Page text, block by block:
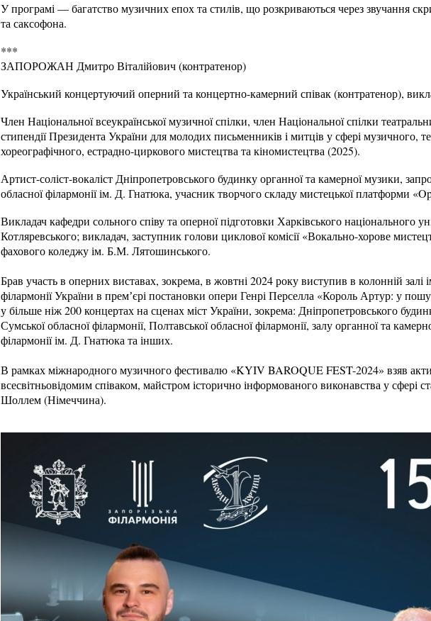
У програмі — багатство музичних епох та стилів, що розкриваються через звучання
та саксофона.
***
ЗАПОРОЖАН Дмитро Віталійович (контратенор)
Український концертуючий оперний та концертно-камерний співак (контратенор),
Член Національної всеукраїнської музичної спілки, член Національної спілки
стипендії Президента України для молодих письменників і митців у сфері музичного,
хореографічного, естрадно-циркового мистецтва та кіномистецтва (2025).
Артист-соліст-вокаліст Дніпропетровського будинку органної та камерної музики,
обласної філармонії ім. Д. Гнатюка, учасник творчого складу мистецької платформи
Викладач кафедри сольного співу та оперної підготовки Харківського національного
Котляревського; викладач, заступник голови циклової комісії «Вокально-хорове
фахового коледжу ім. Б.М. Лятошинського.
Брав участь в оперних виставах, зокрема, в жовтні 2024 року виступив в колонній
філармонії України в премʼєрі постановки опери Генрі Перселла «Король Артур: у
у більше ніж 200 концертах на сценах міст України, зокрема: Дніпропетровського
Сумської обласної філармонії, Полтавської обласної філармонії, залу органної та
філармонії ім. Д. Гнатюка та інших.
В рамках міжнародного музичного фестивалю «KYIV BAROQUE FEST-2024» взяв
всесвітньовідомим співаком, майстром історично інформованого виконавства у сфері
Шоллем (Німеччина).